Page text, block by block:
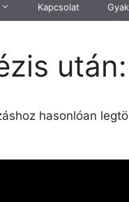
Kapcsolat
hasonlóan